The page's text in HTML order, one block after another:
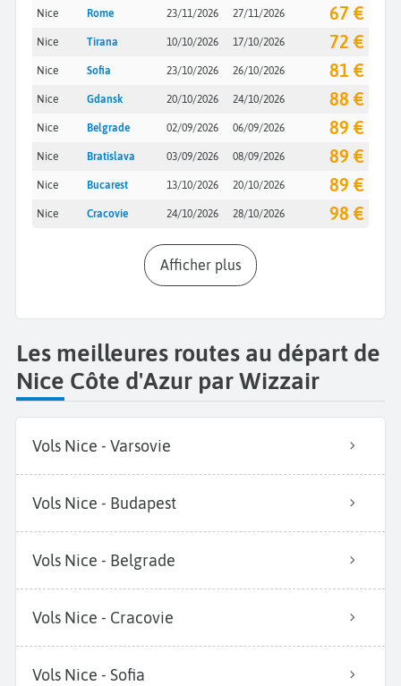
Nice Rome 23/11/2026 27/11/2026 67 €
Nice Tirana 10/10/2026 17/10/2026 72 €
Nice Sofia 23/10/2026 26/10/2026 81 €
Nice Gdansk 20/10/2026 24/10/2026 88 €
Nice Belgrade 02/09/2026 06/09/2026 89 €
Nice Bratislava 03/09/2026 08/09/2026 89 €
Nice Bucarest 13/10/2026 20/10/2026 89 €
Nice Cracovie 24/10/2026 28/10/2026 98 €
Afficher plus
Les meilleures routes au départ de
Nice Côte d'Azur par Wizzair
Vols Nice - Varsovie
Vols Nice - Budapest
Vols Nice - Belgrade
Vols Nice - Cracovie
Vols Nice - Sofia